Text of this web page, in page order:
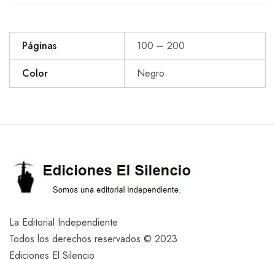
Páginas
100 – 200
Color
Negro
La Editorial Independiente
Todos los derechos reservados © 2023
Ediciones El Silencio